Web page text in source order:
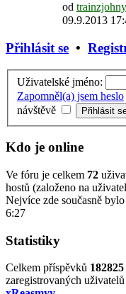
od trainzjohny
09.9.2013
Přihlásit se •
Uživatelské jméno:
Zapomněl(a) jsem heslo
návštěvě
Kdo je online
Ve fóru je celkem 72
hostů (založeno na
Nejvíce zde současně
6:27
Statistiky
Celkem příspěvků 182825
zaregistrovaných uživatelů